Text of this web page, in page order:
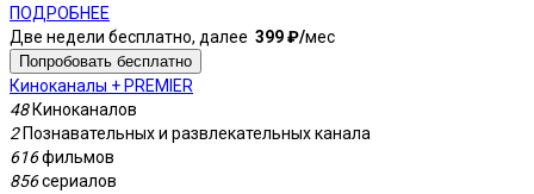
ПОДРОБНЕЕ
Две недели бесплатно, далее 399 ₽⁠/⁠мес
Попробовать бесплатно
Киноканалы + PREMIER
48Киноканалов
2Познавательных и развлекательных канала
616фильмов
856сериалов